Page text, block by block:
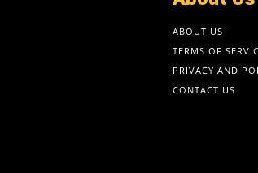
ABOUT US
TERMS OF
PRIVACY AND
CONTACT US